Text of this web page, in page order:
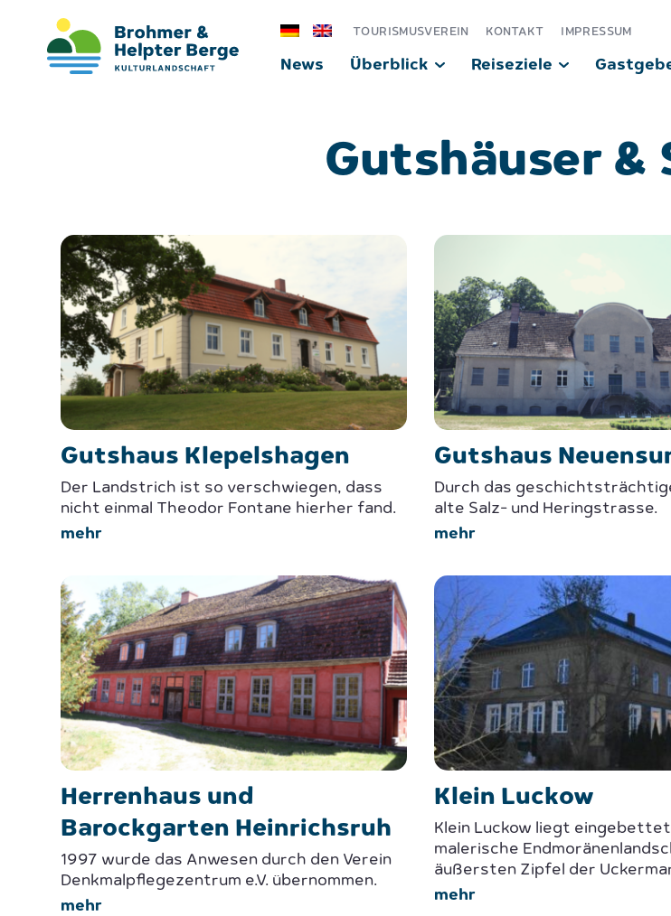
News Überblick Reiseziele
TOURISMUSVEREIN KONTAKT IMPRESSUM
Gutshäuser &
Gutshaus Klepelshagen
Der Landstrich ist so verschwiegen, dass
nicht einmal Theodor Fontane hierher fand.
mehr
Gutshaus
Durch das
alte Salz- und Heringstrasse.
mehr
Herrenhaus und
Barockgarten Heinrichsruh
1997 wurde das Anwesen durch den Verein
Denkmalpflegezentrum e.V. übernommen.
mehr
Klein Luckow
Klein Luckow liegt eingebettet
malerische
äußersten Zipfel der
mehr